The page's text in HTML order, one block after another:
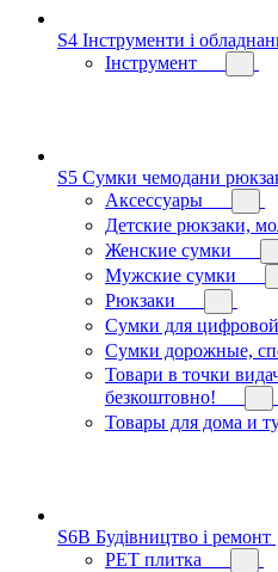
S4 Інструменти і
Інструмент
S5 Сумки чемодани
Аксессуары
Детские рюкзаки,
Женские сумки
Мужские сумки
Рюкзаки
Сумки для
Сумки дорожные,
Товари в точки
безкоштовно!
Товары для дома и
S6B Будівництво і ремонт
PЕT плитка